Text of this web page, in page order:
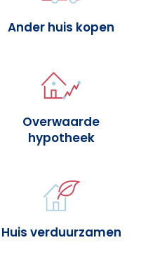
Ander huis kopen
Overwaarde
hypotheek
Huis verduurzamen